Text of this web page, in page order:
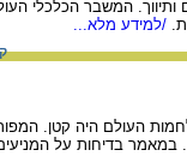
/למידע מלא...
העולם היה קטן.
במאמר בדיחות על